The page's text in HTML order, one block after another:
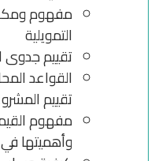
مفهوم
التمويلية
تقييم جدوى
القواعد
تقييم
مفهوم
وأهميتها